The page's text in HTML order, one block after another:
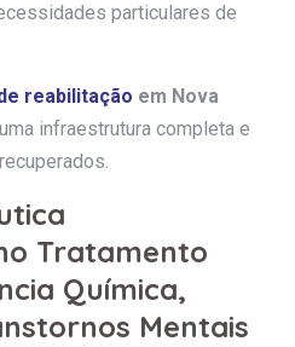
particulares de
reabilitação em Nova
infraestrutura completa e
Tratamento
Química,
Mentais